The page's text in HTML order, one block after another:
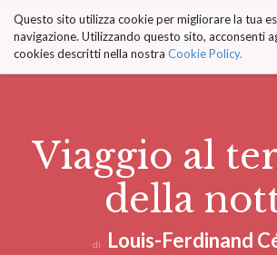
ai
contenuti.
|
Salta
Questo sito utilizza cookie per migliorare la tua
navigazione. Utilizzando questo sito, acconsenti
cookies descritti nella nostra Cookie Policy.
Viaggio al
della
di Louis-Ferdinand